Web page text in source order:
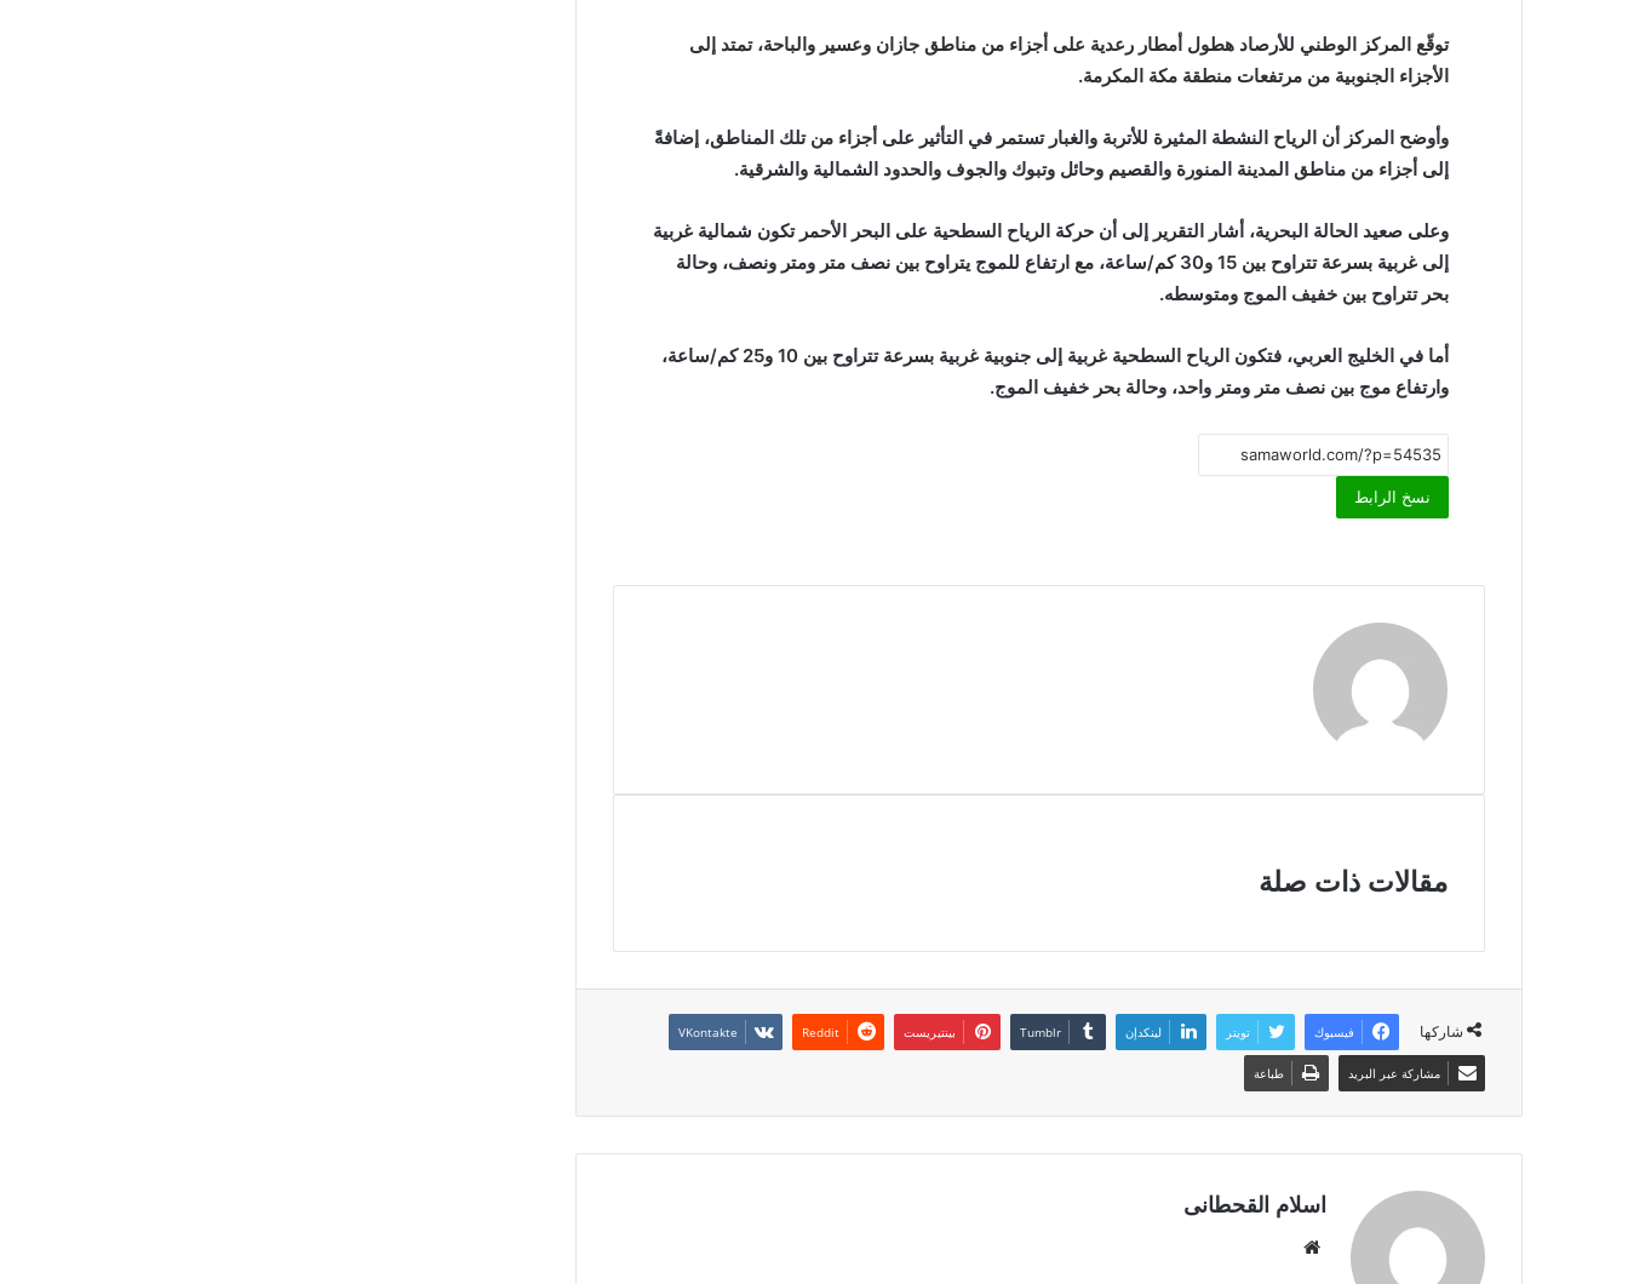
توقّع المركز الوطني للأرصاد هطول أمطار رعدية على أجزاء من مناطق جازان وعسير والباحة، تمتد إلى
الأجزاء الجنوبية من مرتفعات منطقة مكة المكرمة.
وأوضح المركز أن الرياح النشطة المثيرة للأتربة والغبار تستمر في التأثير على أجزاء من تلك المناطق، إضافةً
إلى أجزاء من مناطق المدينة المنورة والقصيم وحائل وتبوك والجوف والحدود الشمالية والشرقية.
وعلى صعيد الحالة البحرية، أشار التقرير إلى أن حركة الرياح السطحية على البحر الأحمر تكون شمالية غربية
إلى غربية بسرعة تتراوح بين 15 و30 كم/ساعة، مع ارتفاع للموج يتراوح بين نصف متر ومتر ونصف، وحالة
بحر تتراوح بين خفيف الموج ومتوسطه.
أما في الخليج العربي، فتكون الرياح السطحية غربية إلى جنوبية غربية بسرعة تتراوح بين 10 و25 كم/ساعة،
وارتفاع موج بين نصف متر ومتر واحد، وحالة بحر خفيف الموج.
نسخ الرابط
مقالات ذات صلة
شاركها فيسبوك تويتر لينكدإن بينتيريست
مشاركة عبر البريد طباعة
اسلام القحطانى